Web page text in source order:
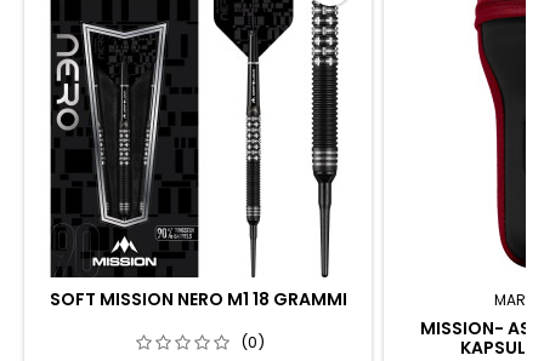
SOFT MISSION NERO M1 18 GRAMMI
(0)
MISSION-
KAPSULE